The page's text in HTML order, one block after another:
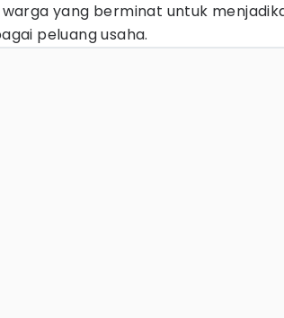
warga yang berminat untuk
peluang usaha.